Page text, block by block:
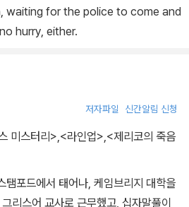
waiting for the police to come and
hurry, either.
저자파일 신간알림 신청
미스터리> <라인업> <제리코의 죽음
포드에서 태어나, 케임브리지 대학을
리스어 교사로 근무했고, 십자말풀이